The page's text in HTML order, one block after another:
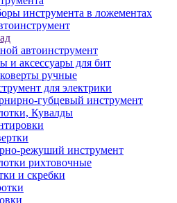
инструмента в ложементах
автоинструмент
и аксессуары для бит
ручные
для электрики
губцевый инструмент
Кувалды
режуший инструмент
рихтовочные
и скребки